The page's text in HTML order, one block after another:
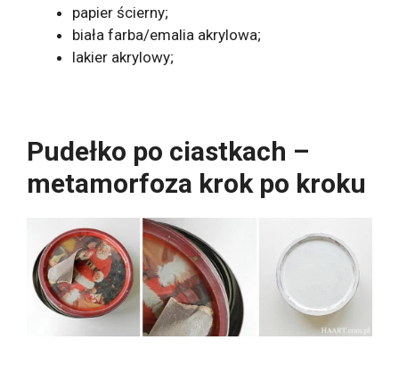
papier ścierny;
biała farba/emalia akrylowa;
lakier akrylowy;
Pudełko po ciastkach –
metamorfoza krok po kroku